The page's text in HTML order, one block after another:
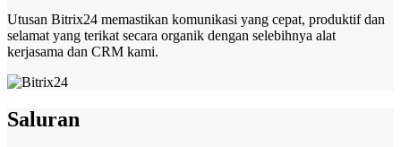
Utusan Bitrix24 memastikan komunikasi yang cepat, produktif dan
selamat yang terikat secara organik dengan selebihnya alat
kerjasama dan CRM kami.
Saluran